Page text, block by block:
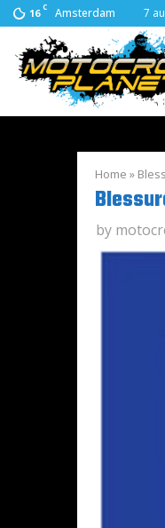
16 C Amsterdam 7
Home »
by